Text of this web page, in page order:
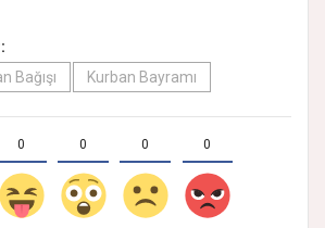
Bağışı Kurban Bayramı
0 0 0 0